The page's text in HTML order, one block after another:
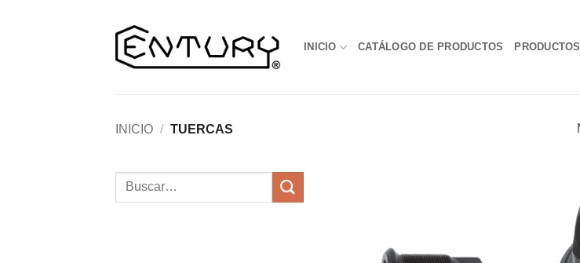
INICIO CATÁLOGO DE PRODUCTOS PRODUCTOS
INICIO / TUERCAS